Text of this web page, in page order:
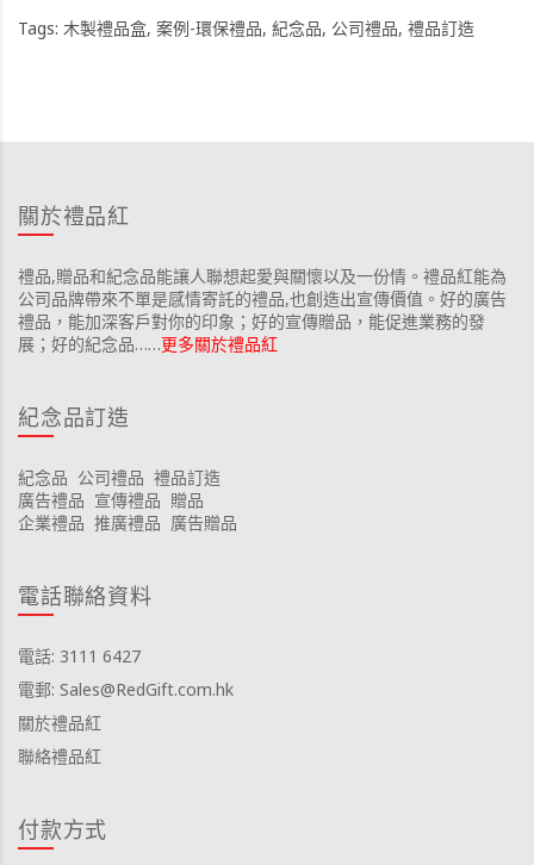
Tags: 木製禮品盒, 案例-環保禮品, 紀念品, 公司禮品, 禮品訂造
關於禮品紅
禮品,贈品和紀念品能讓人聯想起愛與關懷以及一份情。禮品紅能為
公司品牌帶來不單是感情寄託的禮品,也創造出宣傳價值。好的廣告
禮品，能加深客戶對你的印象；好的宣傳贈品，能促進業務的發
展；好的紀念品……更多關於禮品紅
紀念品訂造
紀念品 公司禮品 禮品訂造
廣告禮品 宣傳禮品 贈品
企業禮品 推廣禮品 廣告贈品
電話聯絡資料
電話: 3111 6427
電郵: Sales@RedGift.com.hk
關於禮品紅
聯絡禮品紅
付款方式